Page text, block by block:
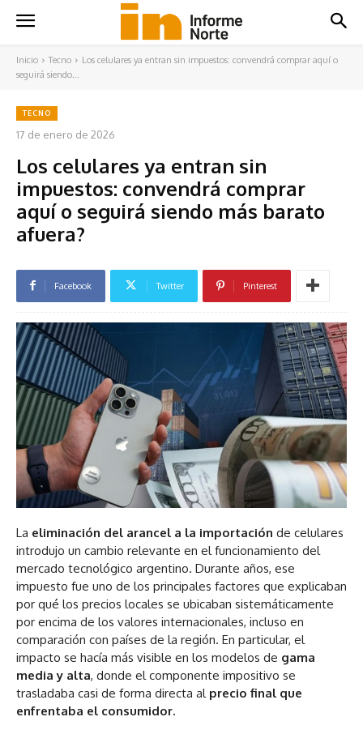
Inicio Tecno
Los celulares ya entran sin impuestos: convendrá comprar aquí o
seguirá siendo...
TECNO
17 de enero de 2026
Los celulares ya entran sin
impuestos: convendrá comprar
aquí o seguirá siendo más barato
afuera?
Facebook Twitter Pinterest
La eliminación del arancel a la importación de celulares
introdujo un cambio relevante en el funcionamiento del
mercado tecnológico argentino. Durante años, ese
impuesto fue uno de los principales factores que explicaban
por qué los precios locales se ubicaban sistemáticamente
por encima de los valores internacionales, incluso en
comparación con países de la región. En particular, el
impacto se hacía más visible en los modelos de gama
media y alta, donde el componente impositivo se
trasladaba casi de forma directa alprecio final que
enfrentaba el consumidor.